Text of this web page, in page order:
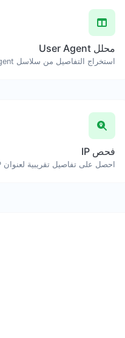
محلل User Agent
استخراج التفاصيل من سلاسل User Agent.
فحص IP
احصل على تفاصيل تقريبية لعنوان IP.